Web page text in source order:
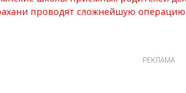
проводят сложнейшую
РЕКЛАМА